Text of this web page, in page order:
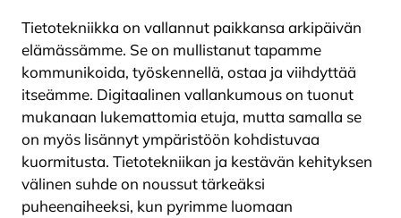
Tietotekniikka on vallannut paikkansa arkipäivän
elämässämme. Se on mullistanut tapamme
kommunikoida, työskennellä, ostaa ja viihdyttää
itseämme. Digitaalinen vallankumous on tuonut
mukanaan lukemattomia etuja, mutta samalla se
on myös lisännyt ympäristöön kohdistuvaa
kuormitusta. Tietotekniikan ja kestävän kehityksen
välinen suhde on noussut tärkeäksi
puheenaiheeksi, kun pyrimme luomaan